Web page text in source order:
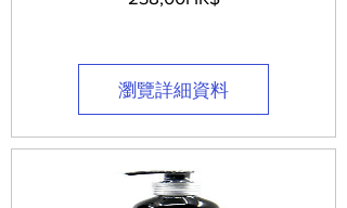
瀏覽詳細資料